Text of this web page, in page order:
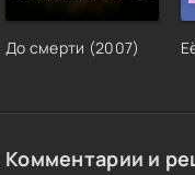
До смерти (2007)
Комментарии и